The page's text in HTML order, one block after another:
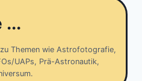
...
Themen wie Astrofotografie,
UAPs, Prä-Astronautik,